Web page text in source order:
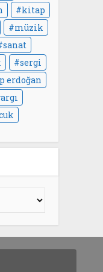
kitap
müzik
sanat
sergi
erdoğan